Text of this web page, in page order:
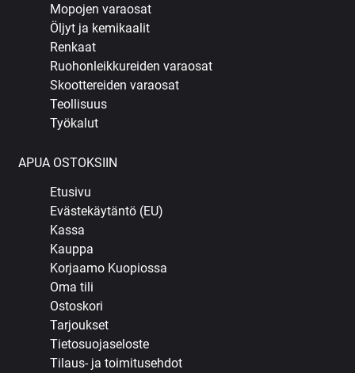
Mopojen varaosat
Öljyt ja kemikaalit
Renkaat
Ruohonleikkureiden varaosat
Skoottereiden varaosat
Teollisuus
Työkalut
APUA OSTOKSIIN
Etusivu
Evästekäytäntö (EU)
Kassa
Kauppa
Korjaamo Kuopiossa
Oma tili
Ostoskori
Tarjoukset
Tietosuojaseloste
Tilaus- ja toimitusehdot